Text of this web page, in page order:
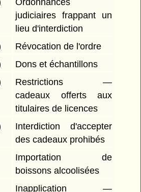
Ordonnances
judiciaires frappant un
lieu d'interdiction
Révocation de l'ordre
Dons et échantillons
Restrictions —
cadeaux offerts aux
titulaires de licences
Interdiction d'accepter
des cadeaux prohibés
Importation de
boissons alcoolisées
Inapplication —